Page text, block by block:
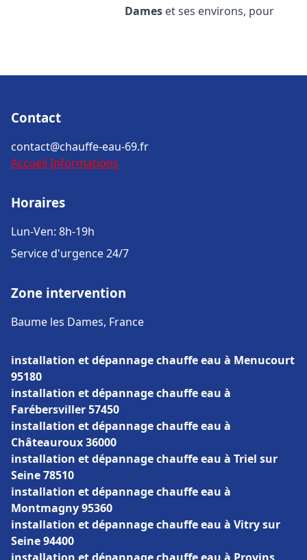
Dames et ses environs, pour
Contact
contact@chauffe-eau-69.fr
Accueil Informations
Horaires
Lun-Ven: 8h-19h
Service d'urgence 24/7
Zone intervention
Baume les Dames, France
installation et dépannage chauffe eau à Menucourt
95180
installation et dépannage chauffe eau à
Farébersviller 57450
installation et dépannage chauffe eau à
Châteauroux 36000
installation et dépannage chauffe eau à Triel sur
Seine 78510
installation et dépannage chauffe eau à
Montmagny 95360
installation et dépannage chauffe eau à Vitry sur
Seine 94400